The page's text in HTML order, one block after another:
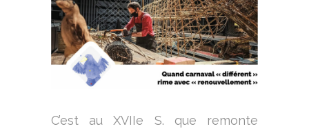
C’est au XVIIe S. que remonte